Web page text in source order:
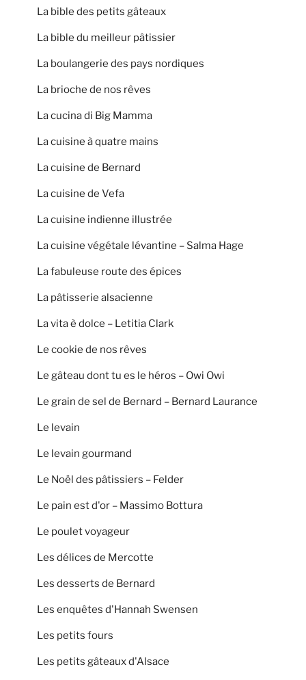
La bible des petits gâteaux
La bible du meilleur pâtissier
La boulangerie des pays nordiques
La brioche de nos rêves
La cucina di Big Mamma
La cuisine à quatre mains
La cuisine de Bernard
La cuisine de Vefa
La cuisine indienne illustrée
La cuisine végétale lévantine – Salma Hage
La fabuleuse route des épices
La pâtisserie alsacienne
La vita è dolce – Letitia Clark
Le cookie de nos rêves
Le gâteau dont tu es le héros – Owi Owi
Le grain de sel de Bernard – Bernard Laurance
Le levain
Le levain gourmand
Le Noël des pâtissiers – Felder
Le pain est d'or – Massimo Bottura
Le poulet voyageur
Les délices de Mercotte
Les desserts de Bernard
Les enquêtes d'Hannah Swensen
Les petits fours
Les petits gâteaux d'Alsace